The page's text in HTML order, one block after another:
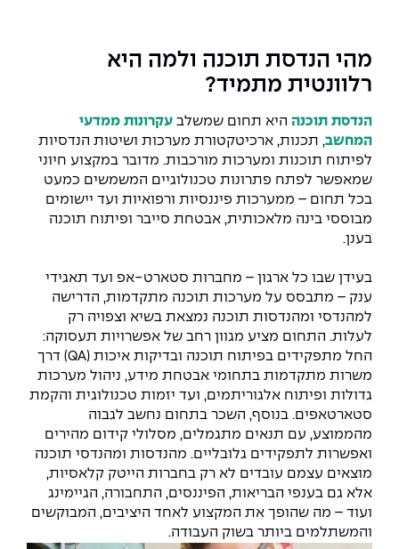
מהי הנדסת תוכנה ולמה היא
רלוונטית מתמיד?
הנדסת תוכנה היא תחום שמשלב עקרונות ממדעי
המחשב, תכנות, ארכיטקטורת מערכות ושיטות הנדסיות
לפיתוח תוכנות ומערכות מורכבות. מדובר במקצוע חיוני
שמאפשר לפתח פתרונות טכנולוגיים המשמשים כמעט
בכל תחום – ממערכות פיננסיות ורפואיות ועד יישומים
מבוססי בינה מלאכותית, אבטחת סייבר ופיתוח תוכנה
בענן.
בעידן שבו כל ארגון – מחברות סטארט-אפ ועד תאגידי
ענק – מתבסס על מערכות תוכנה מתקדמות, הדרישה
למהנדסי ומהנדסות תוכנה נמצאת בשיא וצפויה רק
לעלות. התחום מציע מגוון רחב של אפשרויות תעסוקה:
החל מתפקידים בפיתוח תוכנה ובדיקות איכות (QA) דרך
משרות מתקדמות בתחומי אבטחת מידע, ניהול מערכות
גדולות ופיתוח אלגוריתמים, ועד יזמות טכנולוגית והקמת
סטארטאפים. בנוסף, השכר בתחום נחשב לגבוה
מהממוצע, עם תנאים מתגמלים, מסלולי קידום מהירים
ואפשרות לתפקידים גלובליים. מהנדסות ומהנדסי תוכנה
מוצאים עצמם עובדים לא רק בחברות הייטק קלאסיות,
אלא גם בענפי הבריאות, הפיננסים, התחבורה, הגיימינג
ועוד – מה שהופך את המקצוע לאחד היציבים, המבוקשים
והמשתלמים ביותר בשוק העבודה.
נהלים, תקנונים וחקיקה
הוגנות מגדרית
הצהרת נגישות
לעבוד באפקה
צור קשר
חדשות אפקה
כתבות
מדברים הנדסה (פודקאסט)
ידיעות מן העיתונות
כתבי עת
דו-חוגי בהנדסה ומדעים
תואר שני בהנדסה
הנדסת אנרגיה והספק
הנדסה וניהול
הנדסה רפואית
מערכות תבוניות AI
יחידות לימוד אקדמיות
היחידה למתמטיקה
היחידה לפיזיקה
היחידה לאנגלית
דקאנט הסטודנטים
מרכז קריירה
ספרייה
מעטפת תמיכה למשרתות ולמשרתים
מעטפת חוסן
אופק – מרכזים לפיתוח מיומנויות
מועדוני סטודנטים
נבחרות הספורט
מעורבות חברתית
עתודה אקדמית
מסלול ישיר לתואר ראשון
מידע למועמד תואר שני
הרשמה און ליין
מלגות ע״ב נתוני קבלה
תנאי קבלה - הנדסה
למה לעשות תואר שני באפקה?
מעטפת תמיכה וחוסן למשרתות
ולמשרתי המילואים – תשפ״ו
המרכז לאנרגיה מתחדשת ובת קיימא
המרכז למחקר יישומי בעיבוד שפה וקול
המרכז להנדסת חומרים ותהליכים
מרכז ICSGen.AI
כנסים
Skills & Tech
כנסי פיתוח הון אנושי לאומי בהנדסה
כנס עיבוד דיבור
מדד הכישורים